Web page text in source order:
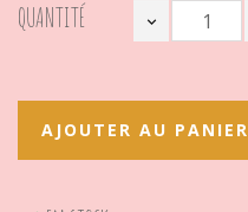
QUANTITÉ
AJOUTER AU PANIER